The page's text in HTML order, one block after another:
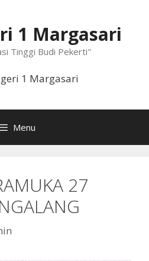
1 Margasari
Tinggi Budi Pekerti"
Menu
27